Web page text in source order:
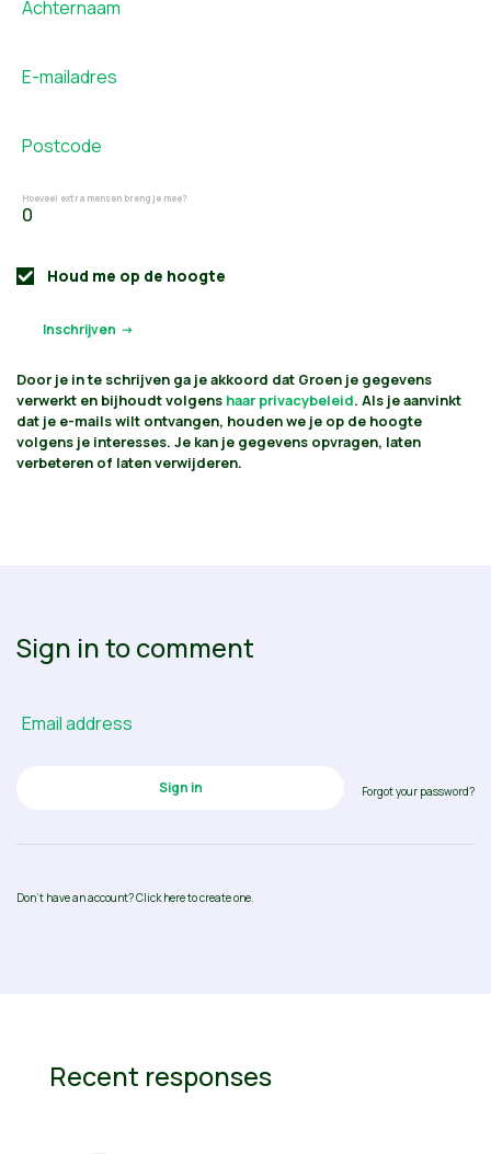
Achternaam
E-mailadres
Postcode
Hoeveel extra mensen breng je mee?
Houd me op de hoogte
Door je in te schrijven ga je akkoord dat Groen je gegevens
verwerkt en bijhoudt volgens haar privacybeleid. Als je aanvinkt
dat je e-mails wilt ontvangen, houden we je op de hoogte
volgens je interesses. Je kan je gegevens opvragen, laten
verbeteren of laten verwijderen.
Sign in to comment
Email address
Forgot your password?
Don’t have an account? Click here to create one.
Recent responses